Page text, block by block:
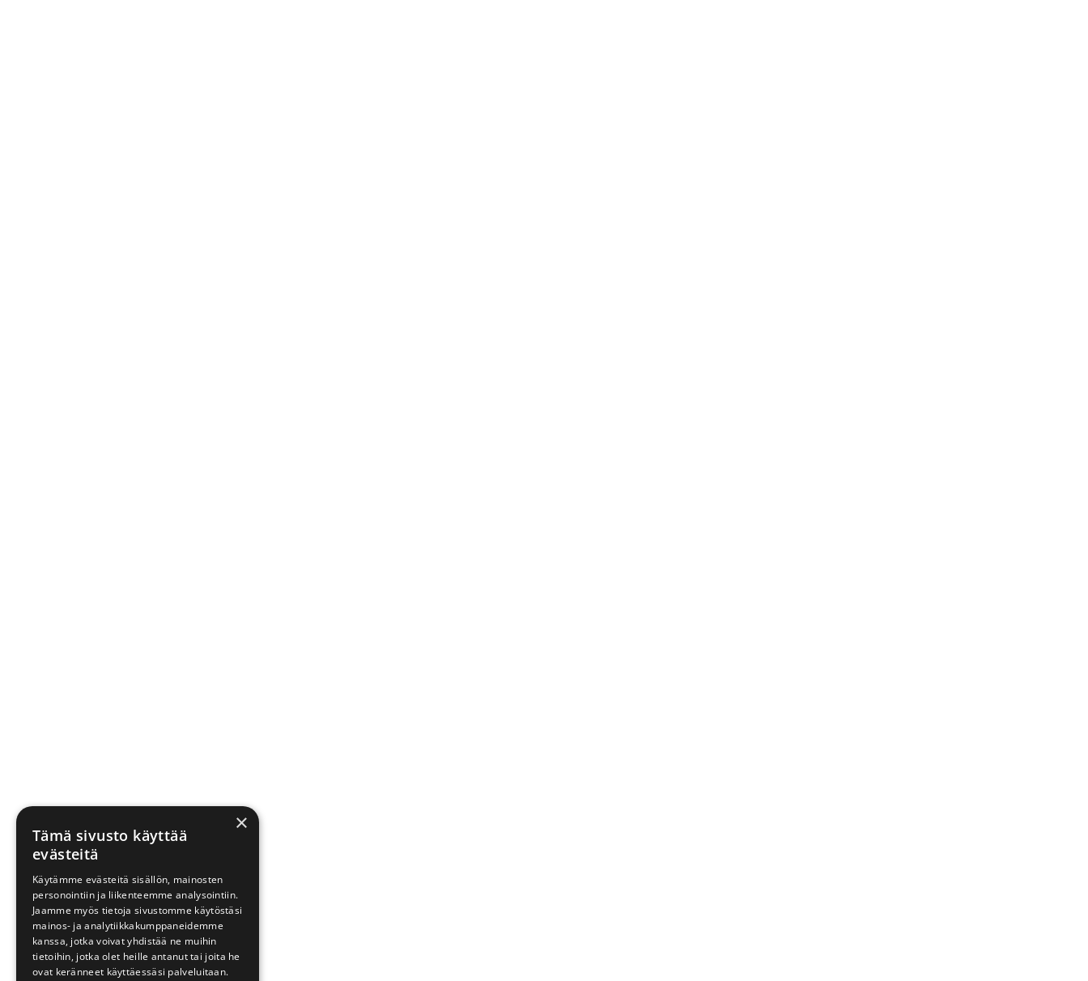
×
Tämä sivusto käyttää
evästeitä
Käytämme evästeitä sisällön, mainosten
personointiin ja liikenteemme analysointiin.
Jaamme myös tietoja sivustomme käytöstäsi
mainos- ja analytiikkakumppaneidemme
kanssa, jotka voivat yhdistää ne muihin
tietoihin, jotka olet heille antanut tai joita he
ovat keränneet käyttäessäsi palveluitaan.